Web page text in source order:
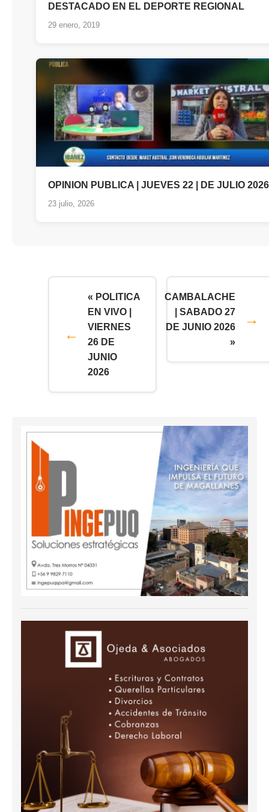
DESTACADO EN EL DEPORTE REGIONAL
29 enero, 2019
OPINION PUBLICA | JUEVES 22 | DE JULIO 2026
23 julio, 2026
« POLITICA
EN VIVO |
VIERNES
26 DE
JUNIO
2026
CAMBALACHE
| SABADO 27
DE JUNIO 2026
»